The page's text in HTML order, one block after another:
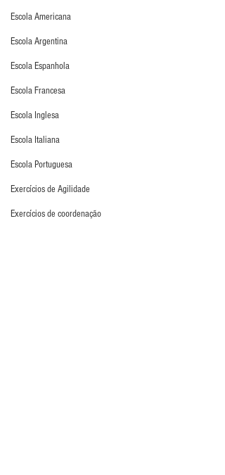
Escola Americana
Escola Argentina
Escola Espanhola
Escola Francesa
Escola Inglesa
Escola Italiana
Escola Portuguesa
Exercícios de Agilidade
Exercícios de coordenação